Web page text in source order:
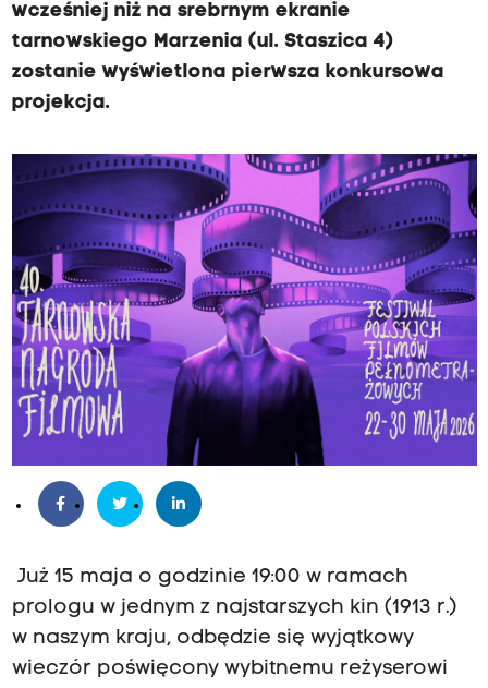
wcześniej niż na srebrnym ekranie
tarnowskiego Marzenia (ul. Staszica 4)
zostanie wyświetlona pierwsza konkursowa
projekcja.
Już 15 maja o godzinie 19:00 w ramach
prologu w jednym z najstarszych kin (1913 r.)
w naszym kraju, odbędzie się wyjątkowy
wieczór poświęcony wybitnemu reżyserowi